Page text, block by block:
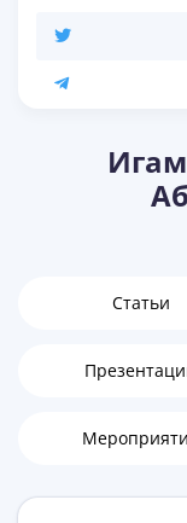
Статьи